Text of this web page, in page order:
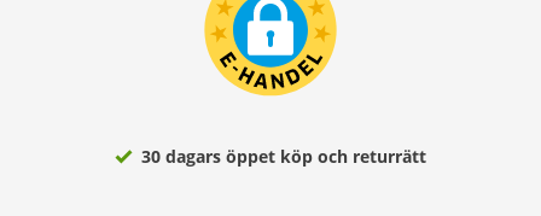
30 dagars öppet köp och returrätt